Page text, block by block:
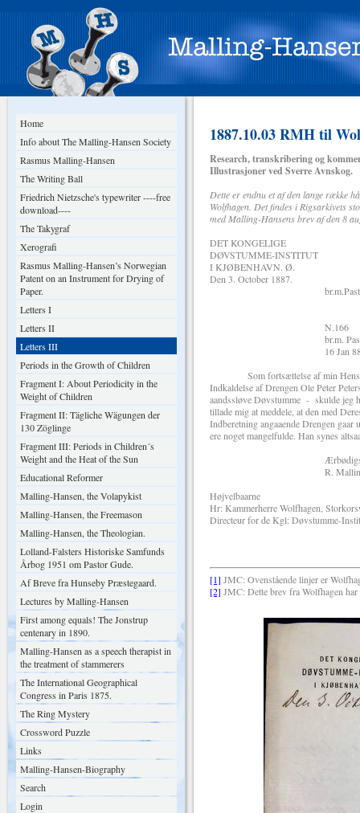
Home
Info about The Malling-Hansen Society
Rasmus Malling-Hansen
The Writing Ball
Friedrich Nietzsche's typewriter ----free
download----
The Takygraf
Xerografi
Rasmus Malling-Hansen’s Norwegian
Patent on an Instrument for Drying of
Paper.
Letters I
Letters II
Letters III
Periods in the Growth of Children
Fragment I: About Periodicity in the
Weight of Children
Fragment II: Tägliche Wägungen der
130 Zöglinge
Fragment III: Periods in Children´s
Weight and the Heat of the Sun
Educational Reformer
Malling-Hansen, the Volapykist
Malling-Hansen, the Freemason
Malling-Hansen, the Theologian.
Lolland-Falsters Historiske Samfunds
Årbog 1951 om Pastor Gude.
Af Breve fra Hunseby Præstegaard.
Lectures by Malling-Hansen
First among equals! The Jonstrup
centenary in 1890.
Malling-Hansen as a speech therapist in
the treatment of stammerers
The International Geographical
Congress in Paris 1875.
The Ring Mystery
Crossword Puzzle
Links
Malling-Hansen-Biography
Search
Login
1887.10.03 RMH til
Research, transkribering og
Illustrasjoner ved Sverre Avnskog.
Dette er endnu et af den lange række
Wolfhagen. Det findes i Rigsarkivets
med Malling-Hansens brev af den 8
DET KONGELIGE
DØVSTUMME-INSTITUT
I KJØBENHAVN. Ø.
Den 3. October 1887.
br.m.Pastor
N.166
br.m. Pastor
16 Jan
Som fortsættelse af min
Indkaldelse af Drengen Ole Peter
aandssløve Døvstumme - skulde jeg
tillade mig at meddele, at den med
Indberetning angaaende Drengen gaar
ere noget mangelfulde. Han synes
R. Malling-
Højvelbaarne
Hr: Kammerherre Wolfhagen,
Directeur for de Kgl: Døvstumme-
[1] JMC: Ovenstående linjer er
[2] JMC: Dette brev fra Wolfhagen